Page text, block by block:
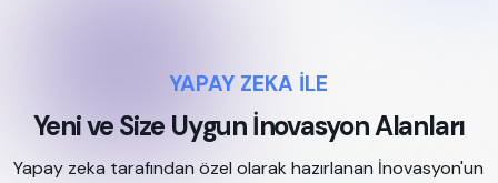
YAPAY ZEKA İLE
Yeni ve Size Uygun İnovasyon Alanları
Yapay zeka tarafından özel olarak hazırlanan İnovasyon'un